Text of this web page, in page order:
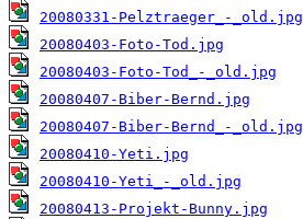
20080331-Pelztraeger_-_old.jpg
20080403-Foto-Tod.jpg
20080403-Foto-Tod_-_old.jpg
20080407-Biber-Bernd.jpg
20080407-Biber-Bernd_-_old.jpg
20080410-Yeti.jpg
20080410-Yeti_-_old.jpg
20080413-Projekt-Bunny.jpg